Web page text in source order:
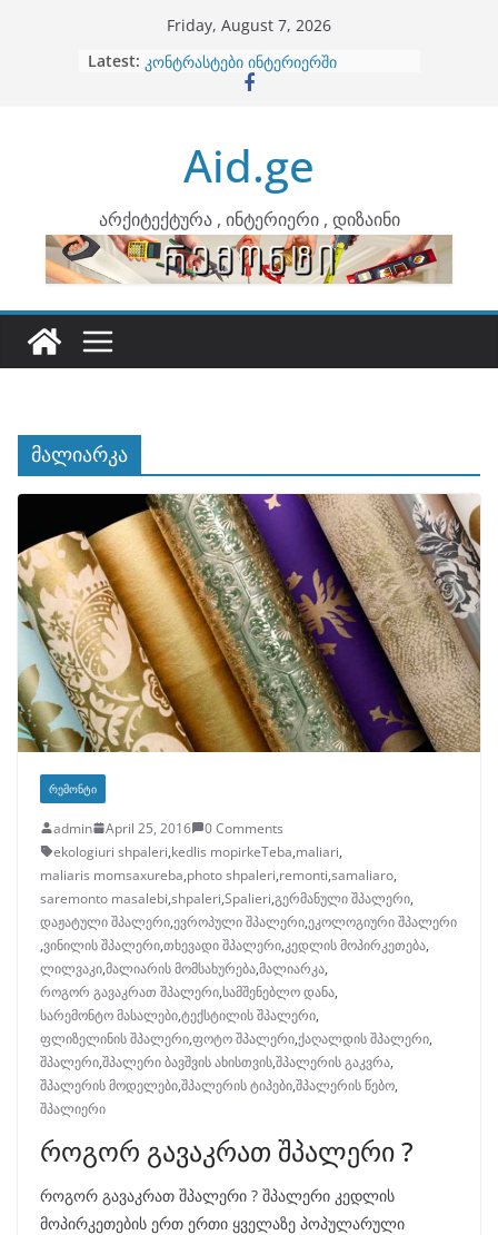
Friday, August 7, 2026
Latest: ბინების გაერთიანება
კონტრასტები ინტერიერში
ინტერიერის დიზიანი
არტემიდი წარმოგიდგენთ
Aid.ge
არქიტექტურა , ინტერიერი , დიზაინი
მალიარკა
ᲠᲔᲛᲝᲜᲢᲘ
admin April 25, 2016
0 Comments
ekologiuri shpaleri,kedlis mopirkeTeba,maliari,
maliaris momsaxureba,photo shpaleri,remonti,samaliaro,
saremonto masalebi,shpaleri,Spalieri,გერმანული შპალერი,
დაჟატული შპალერი,ევროპული შპალერი,ეკოლოგიური შპალერი
,ვინილის შპალერი,თხევადი შპალერი,კედლის მოპირკეთება,
ლილვაკი,მალიარის მომსახურება,მალიარკა,
როგორ გავაკრათ შპალერი,სამშენებლო დანა,
სარემონტო მასალები,ტექსტილის შპალერი,
ფლიზელინის შპალერი,ფოტო შპალერი,ქაღალდის შპალერი,
შპალერი,შპალერი ბავშვის ახისთვის,შპალერის გაკვრა,
შპალერის მოდელები,შპალერის ტიპები,შპალერის წებო,
შპალიერი
როგორ გავაკრათ შპალერი ?
როგორ გავაკრათ შპალერი ? შპალერი კედლის
მოპირკეთების ერთ ერთი ყველაზე პოპულარული